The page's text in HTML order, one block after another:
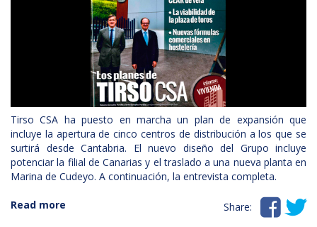
Tirso CSA ha puesto en marcha un plan de expansión que
incluye la apertura de cinco centros de distribución a los que se
surtirá desde Cantabria. El nuevo diseño del Grupo incluye
potenciar la filial de Canarias y el traslado a una nueva planta en
Marina de Cudeyo. A continuación, la entrevista completa.
Read more Share:  